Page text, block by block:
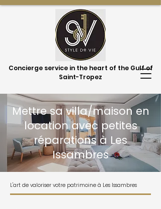
Concierge service in the heart of the Gulf of
Saint-Tropez
Mettre sa villa/maison en
location avec petites
réparations à Les
Issambres
L'art de valoriser votre patrimoine à Les Issambres